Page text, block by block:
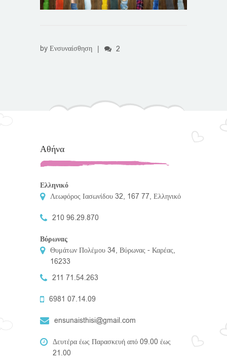
by Ενσυναίσθηση 2
Αθήνα
Ελληνικό
Λεωφόρος Ιασωνίδου 32, 167 77, Ελληνικό
210 96.29.870
Βύρωνας
Θυμάτων Πολέμου 34, Βύρωνας - Καρέας,
16233
211 71.54.263
6981 07.14.09
ensunaisthisi@gmail.com
Δευτέρα έως Παρασκευή από 09.00 έως
21.00